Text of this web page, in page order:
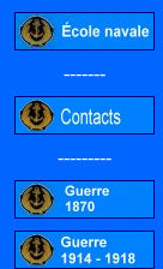
-------
---------